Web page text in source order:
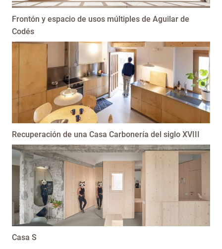
Frontón y espacio de usos múltiples de Aguilar de
Codés
Recuperación de una Casa Carbonería del siglo XVIII
Casa S